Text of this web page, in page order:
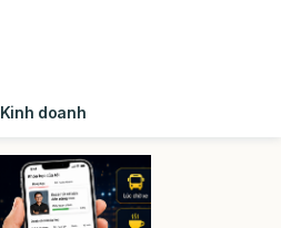
Kinh doanh